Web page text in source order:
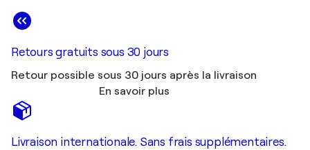
Retours gratuits sous 30 jours
Retour possible sous 30 jours après la livraison
En savoir plus
Livraison internationale. Sans frais supplémentaires.